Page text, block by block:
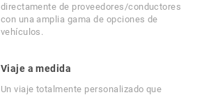
directamente de proveedores/conductores
con una amplia gama de opciones de
vehículos.
Viaje a medida
Un viaje totalmente personalizado que